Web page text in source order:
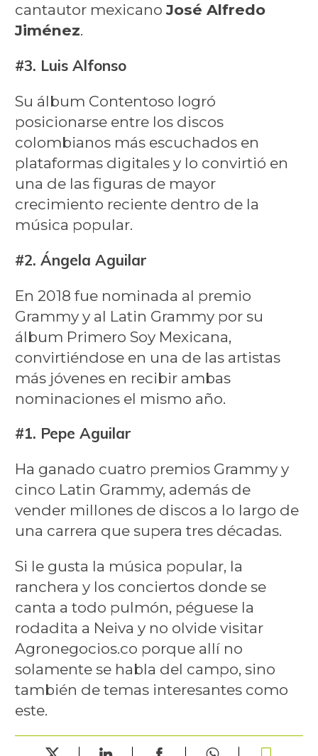
cantautor mexicanoJosé Alfredo
Jiménez.
#3. Luis Alfonso
Su álbum Contentoso logró
posicionarse entre los discos
colombianos más escuchados en
plataformas digitales y lo convirtió en
una de las figuras de mayor
crecimiento reciente dentro de la
música popular.
#2. Ángela Aguilar
En 2018 fue nominada al premio
Grammy y al Latin Grammy por su
álbum Primero Soy Mexicana,
convirtiéndose en una de las artistas
más jóvenes en recibir ambas
nominaciones el mismo año.
#1. Pepe Aguilar
Ha ganado cuatro premios Grammy y
cinco Latin Grammy, además de
vender millones de discos a lo largo de
una carrera que supera tres décadas.
Si le gusta la música popular, la
ranchera y los conciertos donde se
canta a todo pulmón, péguese la
rodadita a Neiva y no olvide visitar
Agronegocios.co porque allí no
solamente se habla del campo, sino
también de temas interesantes como
este.